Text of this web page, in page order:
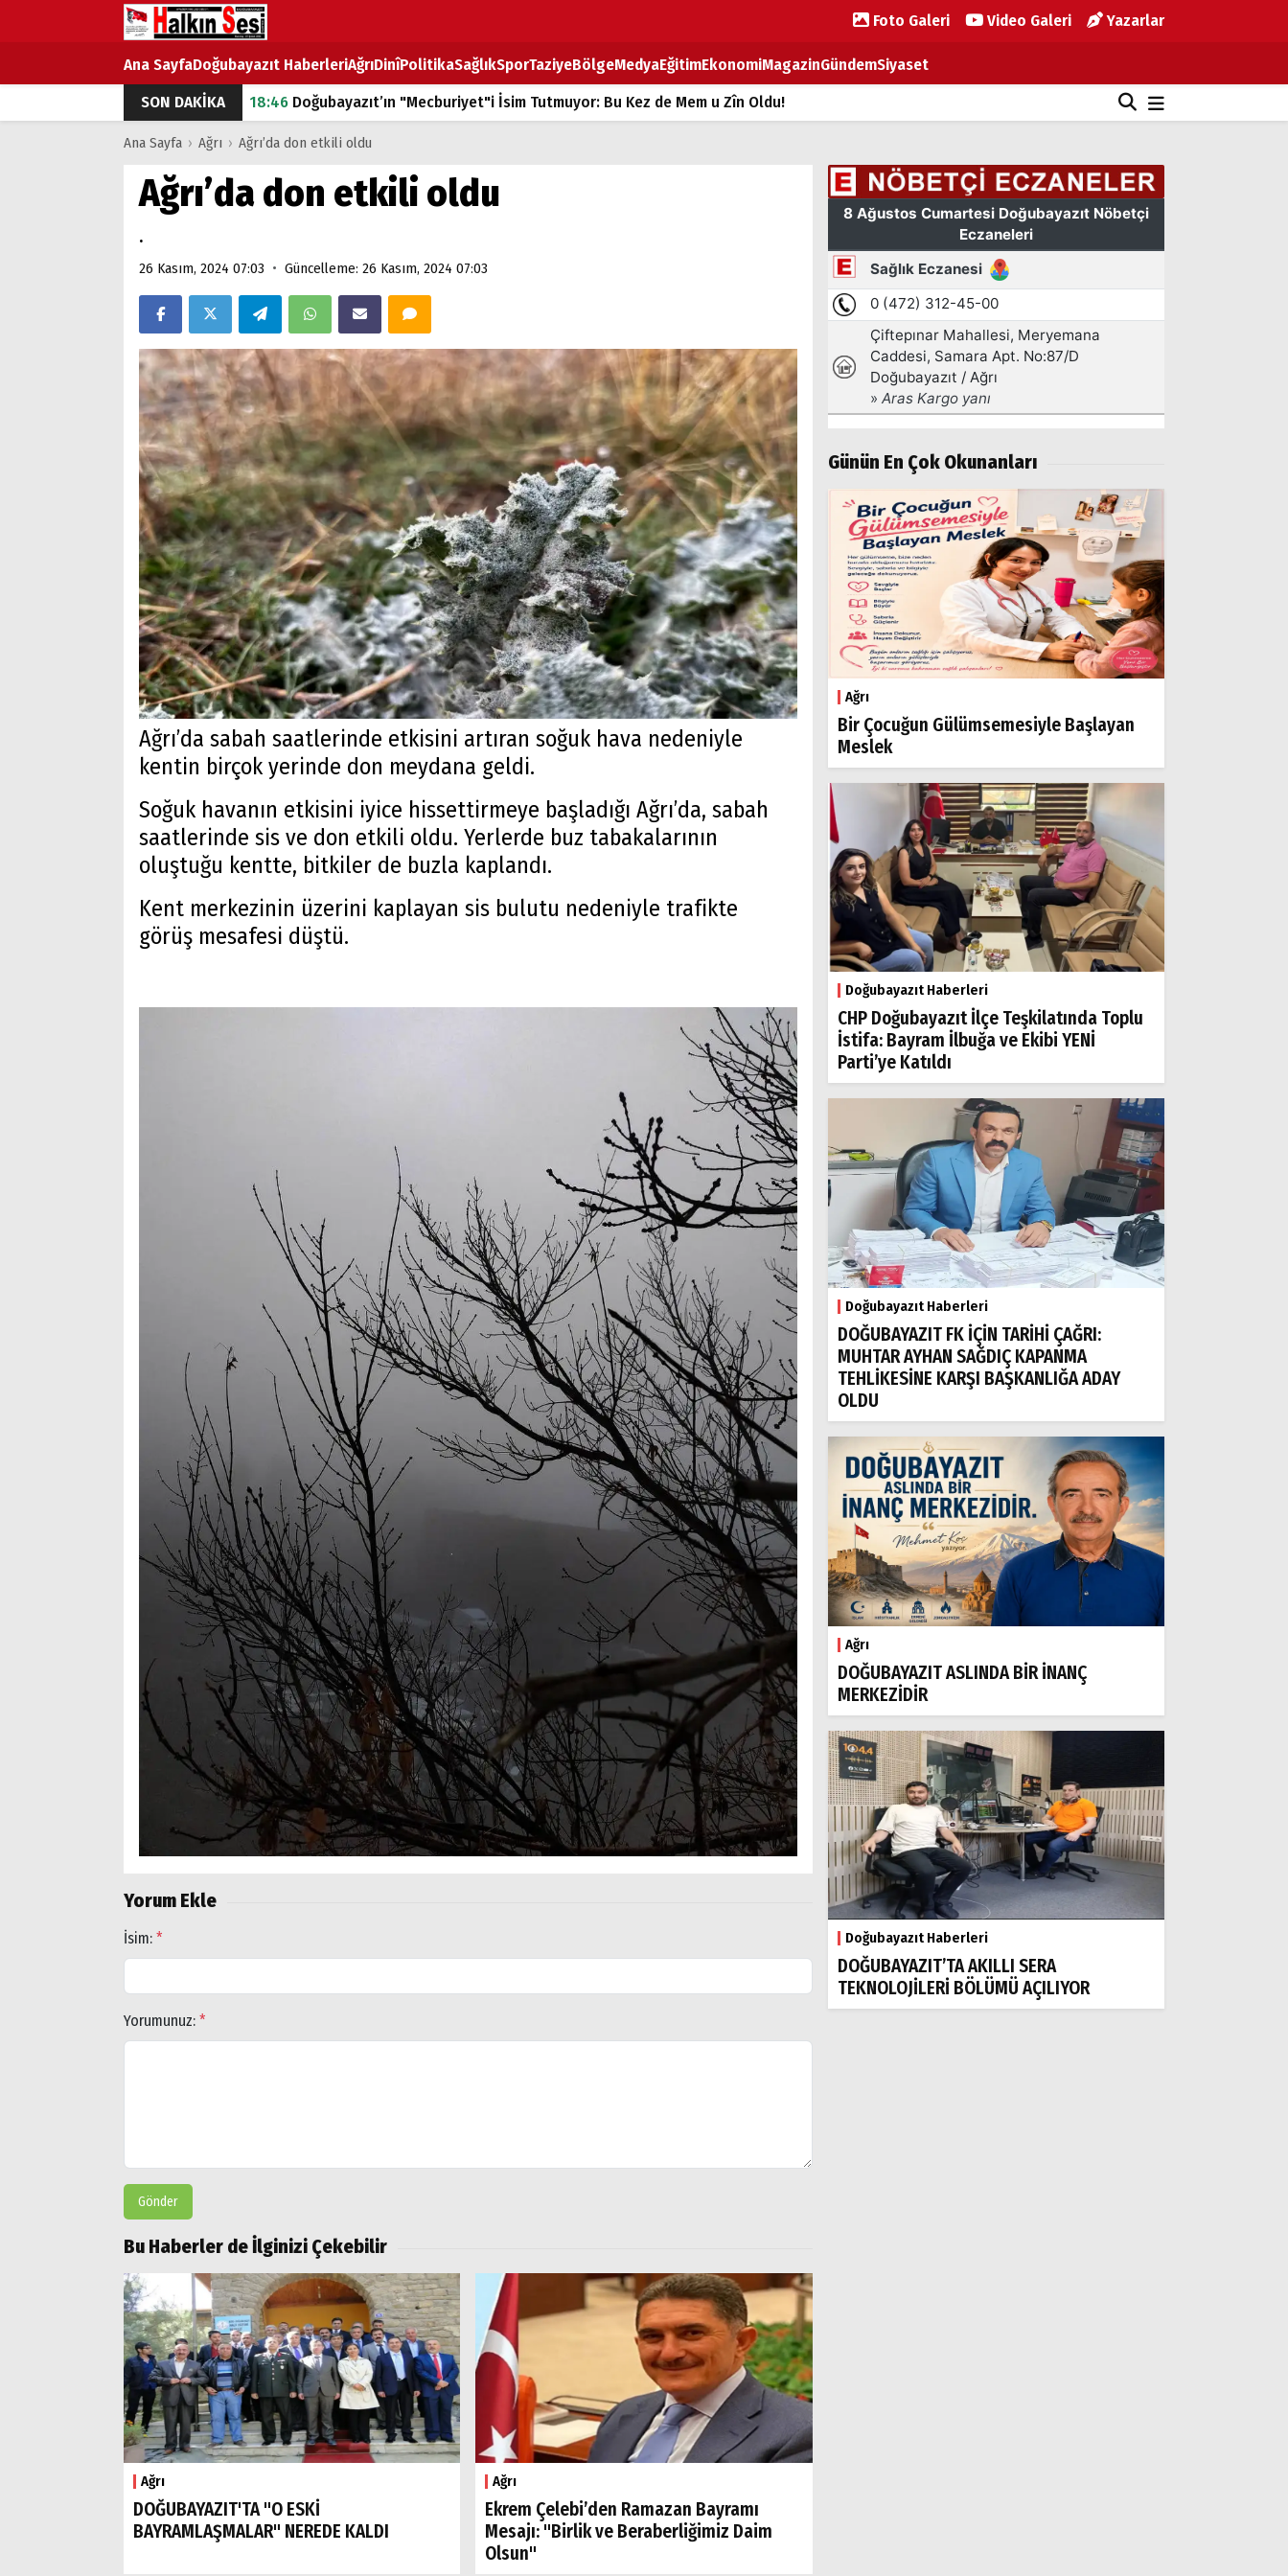
Foto Galeri Video Galeri Yazarlar
Ana SayfaDoğubayazıt HaberleriAğrıDinîPolitikaSağlıkSporTaziyeBölgeMedyaEğitimEkonomiMagazinGündemSiyaset
SON DAKİKA
18:46 Doğubayazıt’ın "Mecburiyet"i İsim Tutmuyor: Bu Kez de Mem u Zîn Oldu!
07:53Doğubayazıt’ta Ekmek Fiyatlarına Zam
07:16 Doğubayazıt'ta çocukların sırtındaki ağır yük
07:00 DEVLET ve HÜKÜMET
Ana Sayfa › Ağrı › Ağrı’da don etkili oldu
Ağrı’da don etkili oldu
.
26 Kasım, 2024 07:03 • Güncelleme: 26 Kasım, 2024 07:03
Ağrı’da sabah saatlerinde etkisini artıran soğuk hava nedeniyle
kentin birçok yerinde don meydana geldi.
Soğuk havanın etkisini iyice hissettirmeye başladığı Ağrı’da, sabah
saatlerinde sis ve don etkili oldu. Yerlerde buz tabakalarının
oluştuğu kentte, bitkiler de buzla kaplandı.
Kent merkezinin üzerini kaplayan sis bulutu nedeniyle trafikte
görüş mesafesi düştü.
Yorum Ekle
İsim: *
Yorumunuz: *
Gönder
Bu Haberler de İlginizi Çekebilir
Ağrı
DOĞUBAYAZIT'TA "O ESKİ
BAYRAMLAŞMALAR" NEREDE KALDI
Ağrı
Ekrem Çelebi’den Ramazan Bayramı
Mesajı: "Birlik ve Beraberliğimiz Daim
Olsun"
Günün En Çok Okunanları
Ağrı
Bir Çocuğun Gülümsemesiyle Başlayan
Meslek
Doğubayazıt Haberleri
CHP Doğubayazıt İlçe Teşkilatında Toplu
İstifa: Bayram İlbuğa ve Ekibi YENİ
Parti’ye Katıldı
Doğubayazıt Haberleri
DOĞUBAYAZIT FK İÇİN TARİHİ ÇAĞRI:
MUHTAR AYHAN SAĞDIÇ KAPANMA
TEHLİKESİNE KARŞI BAŞKANLIĞA ADAY
OLDU
Ağrı
DOĞUBAYAZIT ASLINDA BİR İNANÇ
MERKEZİDİR
Doğubayazıt Haberleri
DOĞUBAYAZIT’TA AKILLI SERA
TEKNOLOJİLERİ BÖLÜMÜ AÇILIYOR